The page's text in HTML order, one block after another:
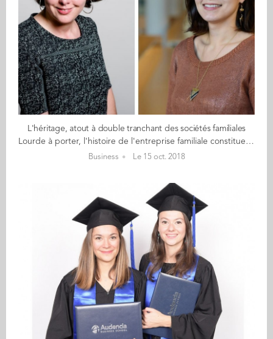
L'héritage, atout à double tranchant des sociétés familiales
Lourde à porter, l'histoire de l'entreprise familiale constitue une base sur laquelle la nouvelle génération d'entrepreneurs doit construire sa propre identité et le futur de l'entreprise.* Pérennité, ancrage territorial, vision sur le long terme et résilience face à la crise... Autant d'atouts qui portent les entreprises familiales. Mais pour continuer à être performantes sur leurs marchés, l'entreprise et la famille aux commandes doivent préserver et transmettre leur héritage entrepreneurial dans le temps. Entretenir la créativité initiale Pour la famille, l'héritage entrepreneurial correspond à des valeurs d' autonomie, de créativité et d'engagement, et à la capacité à détecter des opportunités et à mobiliser les ressources nécessaires pour les exploiter sur un marché adapté. Ces valeurs, attitudes et comportements sont transmis aux jeunes au sein de la famille lors de l'enfance et de l'adolescence. En sociologie, on appelle cela la « socialisation primaire » . Lorsque ces jeunes commencent à travailler dans l'entreprise, une nouvelle étape est franchie, celle de la « socialisation secondaire », permettant aux nouvelles générations d'apprendre le métier, de se sensibiliser aux défis du marché et de puiser dans leur créativité pour faire fructifier les avantages compétitifs de l'entreprise. Du côté de l'entreprise, il s'agit de préserver la capacité à entreprendre des salariés au-delà de la première génération du fondateur. Ces capacités entrepreneuriales constituent une ressource stratégique forte permettant d'affronter avec succès les aléas économiques et les attaques des concurrents en se renouvelant en permanence. C'est le cas de Bris Rocher, qui a intégré l'entreprise de son grand-père Yves à 16 ans, pour en devenir seize ans plus tard le PDG, en 2010. Il a depuis largement fait ses preuves en diversifiant l'activité du groupe Rocher. Un succès couronné cette année par le prix Choiseul le nommant « Premier leader économique de demain » . D'autres héritiers ont relevé l'entreprise familiale de difficultés, tel que Serge Dassault, qui a quintuplé la valeur du groupe en vingt-cinq ans de présidence. Sa détermination et sa patience, valeurs transmises par son père, lui ont permis de gravir tous les échelons du groupe et de le restructurer dans les années 1990, avec pour mot d'ordre : « Le passé ne doit pas être paralysant. » Concilier continuité et changement Dès leur plus jeune âge, les enfants issus de familles en affaires évoluent dans un environnement valorisant l'entrepreneuriat. Les histoires racontées en famille sur la fondation de l'entreprise, ses défis et les stratégies employées par les anciens pour y répondre constituent une base d'informations, de croyances et de valeurs fortes qui permettent aux jeunes de comprendre les racines de la résilience de l'entreprise familiale. Cette lecture du passé sous un angle entrepreneurial permet aux nouvelles générations de donner du sens à l'histoire de leur famille et peut les inciter à s'engager eux aussi dans la continuité de ces aventures. Lire la suite de l'article sur Les Echos Executives * Miruna Radu-Lefebvre, titulaire de la chaire Entrepreneuriat Familial & Société, et Ameline Bordas, chargée d'études à Audencia Business School. Article paru le 11/10/2018 sur les Echos Executives (web).
Business Le 15 oct. 2018